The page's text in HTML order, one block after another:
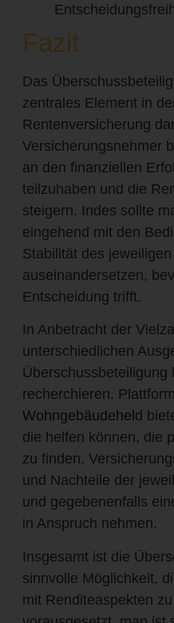
Fazit
Das
zentrales Element in
Rentenversicherung
Versicherungsnehmer
an den finanziellen
teilzuhaben und die
steigern. Indes sollte
eingehend mit den
Stabilität des
auseinandersetzen,
Entscheidung trifft.
In Anbetracht der
unterschiedlichen
Überschussbeteiligung
recherchieren.
Wohngebäudeheld
die helfen können, die
zu finden.
und Nachteile der
und gegebenenfalls
in Anspruch nehmen.
Insgesamt ist die
sinnvolle Möglichkeit,
mit Renditeaspekten